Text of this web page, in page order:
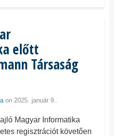
előtt
Társaság
on 2025. január 9..
Magyar Informatika
regisztrációt követően